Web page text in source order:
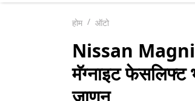
होम ऑटो
Nissan
मॅग्नाइट फेसलिफ्ट